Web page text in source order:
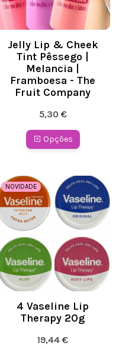
Jelly Lip & Cheek
Tint Pêssego |
Melancia |
Framboesa - The
Fruit Company
5,30 €
Opções
NOVIDADE
4 Vaseline Lip
Therapy 20g
19,44 €